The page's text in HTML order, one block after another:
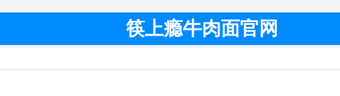
筷上瘾牛肉面官网